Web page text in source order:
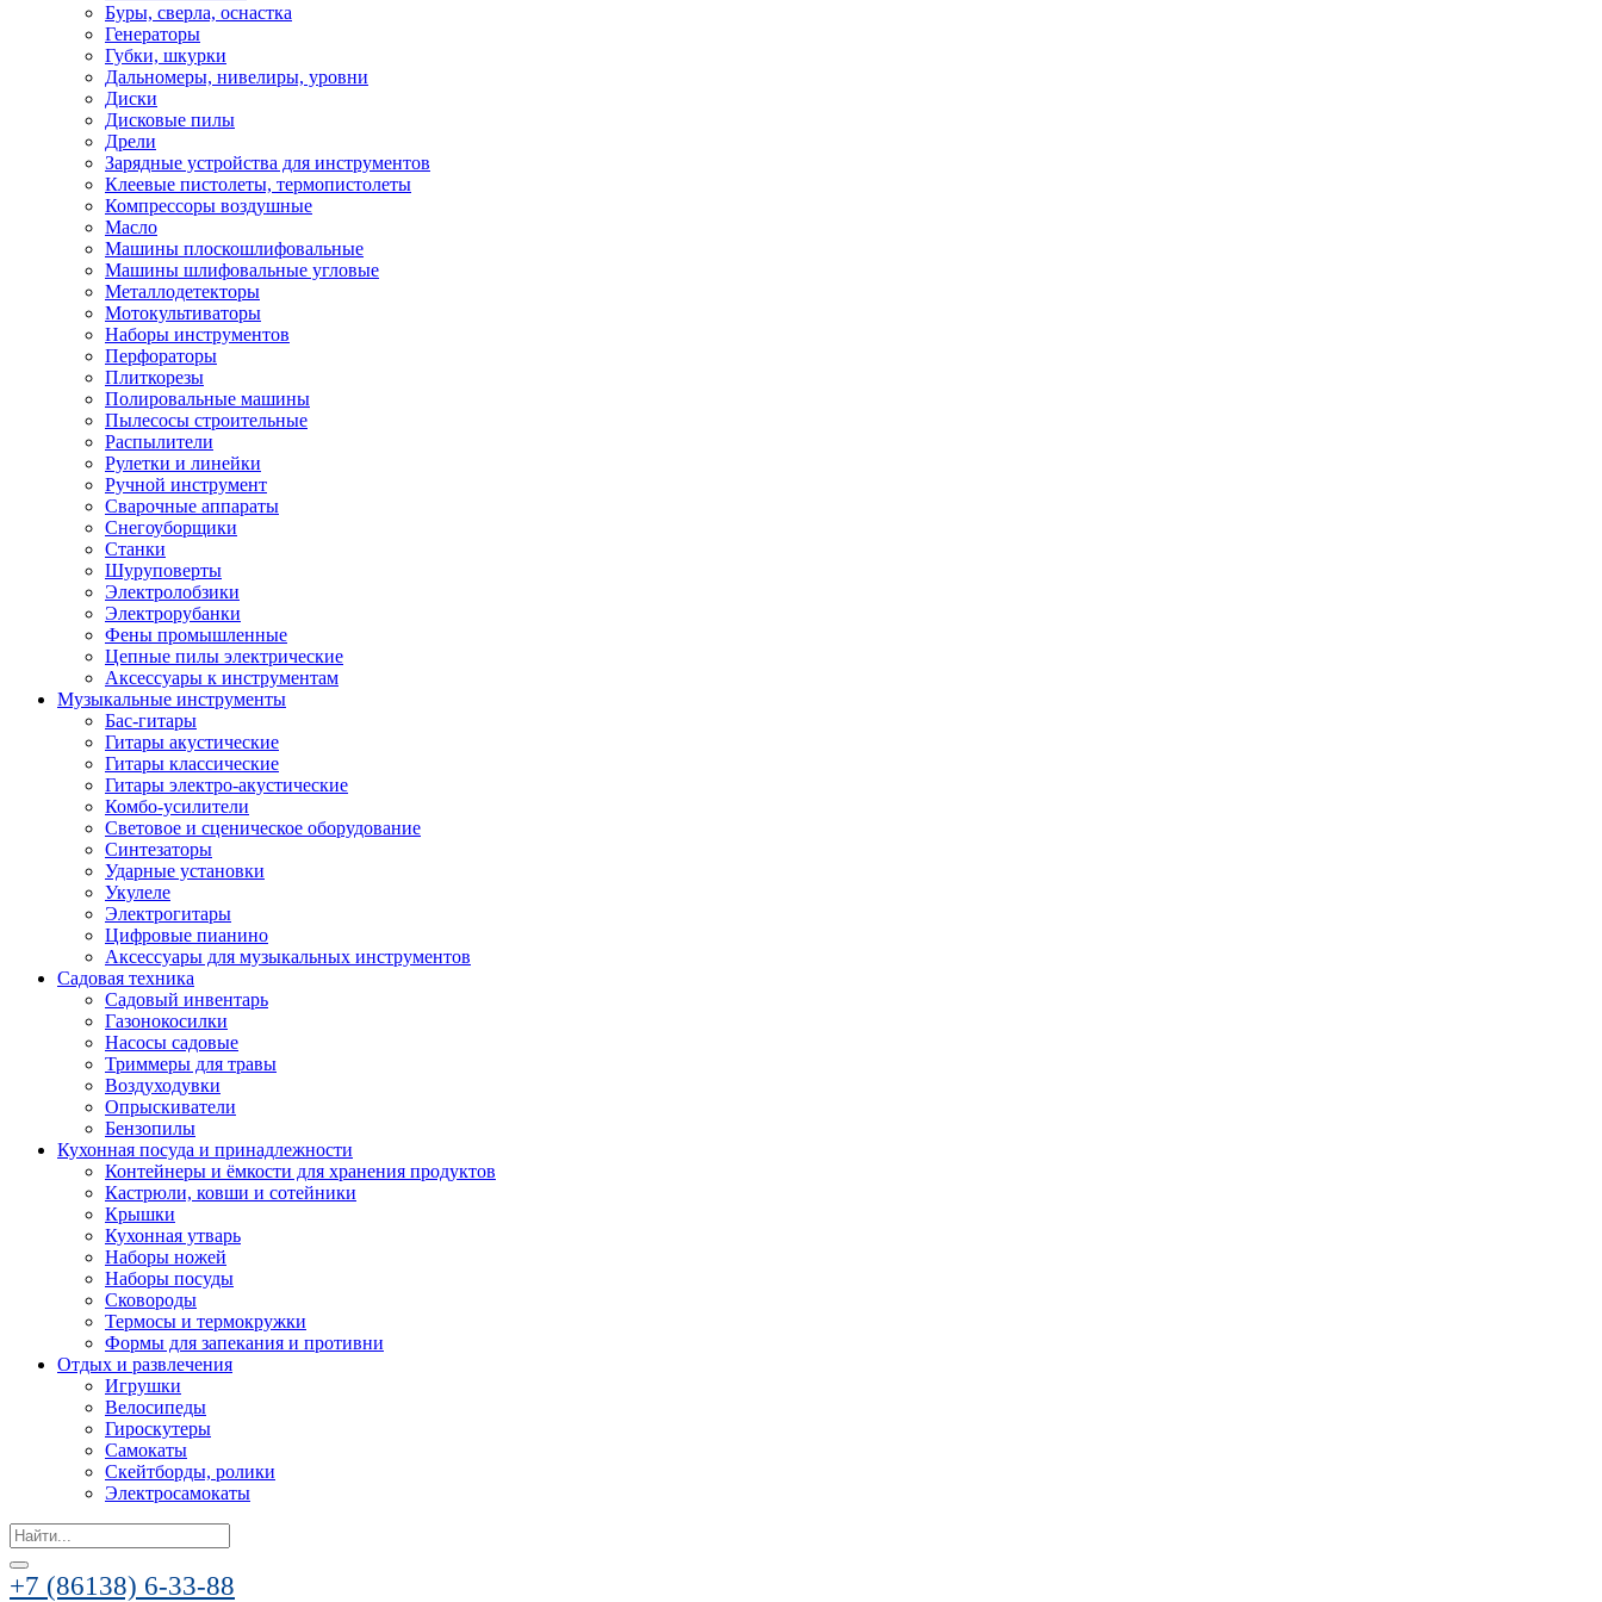
Буры, сверла, оснастка
Генераторы
Губки, шкурки
Дальномеры, нивелиры, уровни
Диски
Дисковые пилы
Дрели
Зарядные устройства для инструментов
Клеевые пистолеты, термопистолеты
Компрессоры воздушные
Масло
Машины плоскошлифовальные
Машины шлифовальные угловые
Металлодетекторы
Мотокультиваторы
Наборы инструментов
Перфораторы
Плиткорезы
Полировальные машины
Пылесосы строительные
Распылители
Рулетки и линейки
Ручной инструмент
Сварочные аппараты
Снегоуборщики
Станки
Шуруповерты
Электролобзики
Электрорубанки
Фены промышленные
Цепные пилы электрические
Аксессуары к инструментам
Музыкальные инструменты
Бас-гитары
Гитары акустические
Гитары классические
Гитары электро-акустические
Комбо-усилители
Световое и сценическое оборудование
Синтезаторы
Ударные установки
Укулеле
Электрогитары
Цифровые пианино
Аксессуары для музыкальных инструментов
Садовая техника
Садовый инвентарь
Газонокосилки
Насосы садовые
Триммеры для травы
Воздуходувки
Опрыскиватели
Бензопилы
Кухонная посуда и принадлежности
Контейнеры и ёмкости для хранения продуктов
Кастрюли, ковши и сотейники
Крышки
Кухонная утварь
Наборы ножей
Наборы посуды
Сковороды
Термосы и термокружки
Формы для запекания и противни
Отдых и развлечения
Игрушки
Велосипеды
Гироскутеры
Самокаты
Скейтборды, ролики
Электросамокаты
Search
for:
+7 (86138) 6-33-88